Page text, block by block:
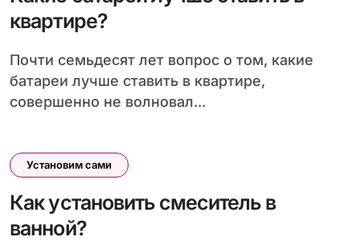
квартире?
Почти семьдесят лет вопрос о том, какие
батареи лучше ставить в квартире,
совершенно не волновал...
Установим сами
Как установить смеситель в
ванной?